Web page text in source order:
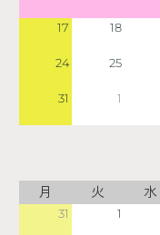
17 18
24 25
31 1
月 火 水
31 1